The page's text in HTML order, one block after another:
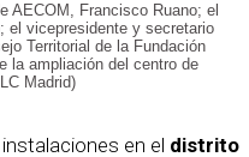
AECOM, Francisco Ruano; el
el vicepresidente y secretario
Territorial de la Fundación
la ampliación del centro de
Madrid)
en el distrito